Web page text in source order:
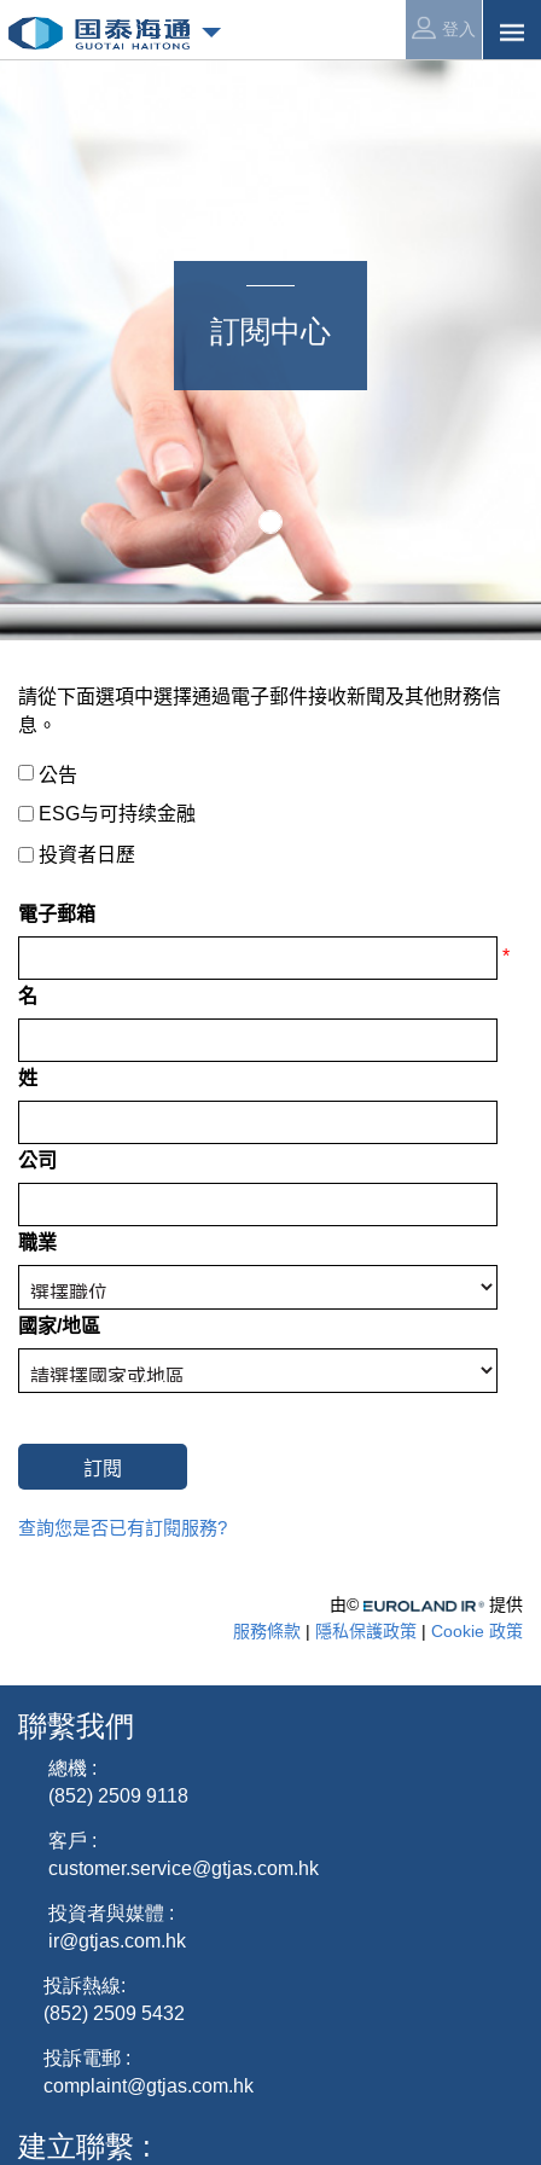
登入
訂閱中心
聯繫我們
總機 :
(852) 2509 9118
客戶 :
customer.service@gtjas.com.hk
投資者與媒體 :
ir@gtjas.com.hk
投訴熱線:
(852) 2509 5432
投訴電郵 :
complaint@gtjas.com.hk
建立聯繫